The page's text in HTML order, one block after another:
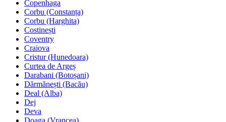
Copenhaga
Corbu (Constanța)
Corbu (Harghita)
Costinești
Coventry
Craiova
Cristur (Hunedoara)
Curtea de Argeș
Darabani (Botoșani)
Dărmănești (Bacău)
Deal (Alba)
Dej
Deva
Doaga (Vrancea)